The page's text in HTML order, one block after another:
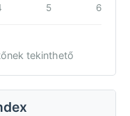
5 6
tekinthető